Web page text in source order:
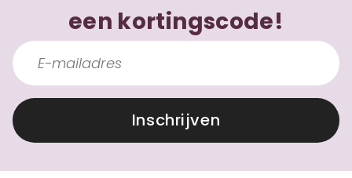
een kortingscode!
Inschrijven